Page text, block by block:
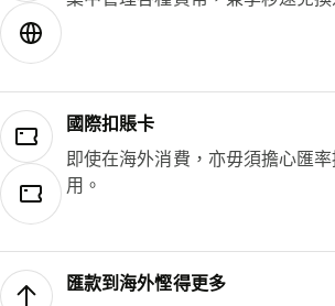
國際扣賬卡
即使在海外消費，亦毋須擔心匯
用。
匯款到海外慳得更多